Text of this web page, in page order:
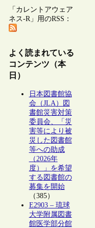
「カレントアウェア
ネス-R」用のRSS：
よく読まれている
コンテンツ（本
日）
日本図書館協
会（JLA）図
書館災害対策
委員会、「災
害等により被
災した図書館
等への助成
（2026年
度）」を希望
する図書館の
募集を開始
（385）
E2903 – 琉球
大学附属図書
館医学部分館